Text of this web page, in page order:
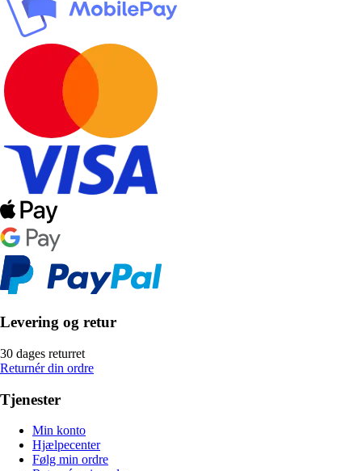
Levering og retur
30 dages returret
Returnér din ordre
Tjenester
Min konto
Hjælpecenter
Følg min ordre